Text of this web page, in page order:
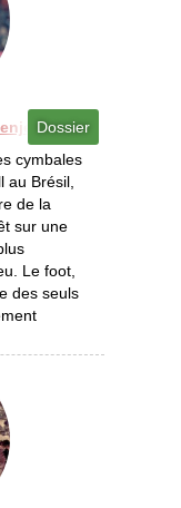
Dossier
[06-07/2014]
cymbales
au Brésil,
de la
sur une
Le foot,
des seuls